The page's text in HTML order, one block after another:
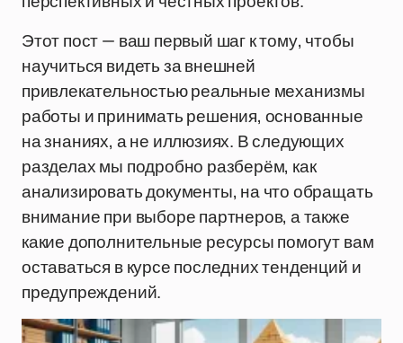
Этот пост — ваш первый шаг к тому, чтобы
научиться видеть за внешней
привлекательностью реальные механизмы
работы и принимать решения, основанные
на знаниях, а не иллюзиях. В следующих
разделах мы подробно разберём, как
анализировать документы, на что обращать
внимание при выборе партнеров, а также
какие дополнительные ресурсы помогут вам
оставаться в курсе последних тенденций и
предупреждений.